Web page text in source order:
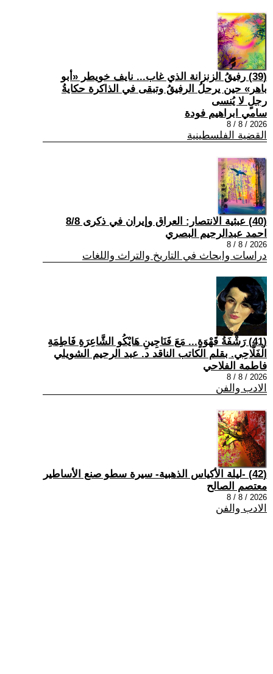
(39) رفيقُ الزنزانة الذي غاب... نايف خويطر «أبو
باهر» حين يرحلُ الرفيقُ وتبقى في الذاكرة حكايةُ
رجلٍ لا يُنسى
سامي ابراهيم فودة
2026 / 8 / 8
القضية الفلسطينية
(40) عبثية الانتصار: العراق وإيران في ذكرى 8/8
احمد عبدالرحيم البصري
2026 / 8 / 8
دراسات وابحاث في التاريخ والتراث واللغات
(41) رَشْفَةُ قَهْوَةٍ... مَعَ فَنَاجِينِ هَايْكُو الشَّاعِرَةِ فَاطِمَةِ
الْفَلَّاحِي. بقلم الكاتب الناقد د. عبد الرحيم الشويلي
فاطمة الفلاحي
2026 / 8 / 8
الادب والفن
(42) -ليلة الأكياس الذهبية- سيرة سطو صنع الأساطير
معتصم الصالح
2026 / 8 / 8
الادب والفن